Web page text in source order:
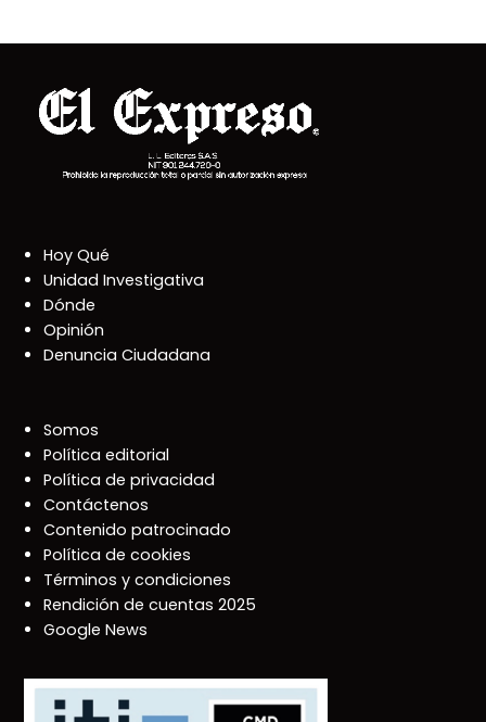
Hoy Qué
Unidad Investigativa
Dónde
Opinión
Denuncia Ciudadana
Somos
Política editorial
Política de privacidad
Contáctenos
Contenido patrocinado
Política de cookies
Términos y condiciones
Rendición de cuentas 2025
Google News